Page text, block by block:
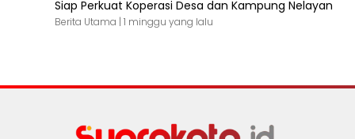
Siap Perkuat Koperasi Desa dan Kampung Nelayan
Berita Utama | 1 minggu yang lalu